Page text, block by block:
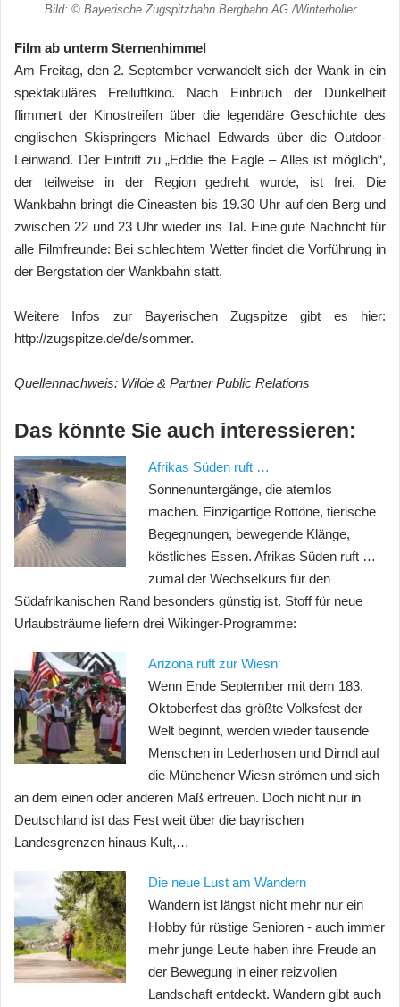
Bild: © Bayerische Zugspitzbahn Bergbahn AG /Winterholler
Film ab unterm Sternenhimmel
Am Freitag, den 2. September verwandelt sich der Wank in ein
spektakuläres Freiluftkino. Nach Einbruch der Dunkelheit
flimmert der Kinostreifen über die legendäre Geschichte des
englischen Skispringers Michael Edwards über die Outdoor-
Leinwand. Der Eintritt zu „Eddie the Eagle – Alles ist möglich“,
der teilweise in der Region gedreht wurde, ist frei. Die
Wankbahn bringt die Cineasten bis 19.30 Uhr auf den Berg und
zwischen 22 und 23 Uhr wieder ins Tal. Eine gute Nachricht für
alle Filmfreunde: Bei schlechtem Wetter findet die Vorführung in
der Bergstation der Wankbahn statt.
Weitere Infos zur Bayerischen Zugspitze gibt es hier:
http://zugspitze.de/de/sommer.
Quellennachweis: Wilde & Partner Public Relations
Das könnte Sie auch interessieren:
Afrikas Süden ruft …
Sonnenuntergänge, die atemlos
machen. Einzigartige Rottöne, tierische
Begegnungen, bewegende Klänge,
köstliches Essen. Afrikas Süden ruft …
zumal der Wechselkurs für den
Südafrikanischen Rand besonders günstig ist. Stoff für neue
Urlaubsträume liefern drei Wikinger-Programme:
Arizona ruft zur Wiesn
Wenn Ende September mit dem 183.
Oktoberfest das größte Volksfest der
Welt beginnt, werden wieder tausende
Menschen in Lederhosen und Dirndl auf
die Münchener Wiesn strömen und sich
an dem einen oder anderen Maß erfreuen. Doch nicht nur in
Deutschland ist das Fest weit über die bayrischen
Landesgrenzen hinaus Kult,…
Die neue Lust am Wandern
Wandern ist längst nicht mehr nur ein
Hobby für rüstige Senioren - auch immer
mehr junge Leute haben ihre Freude an
der Bewegung in einer reizvollen
Landschaft entdeckt. Wandern gibt auch